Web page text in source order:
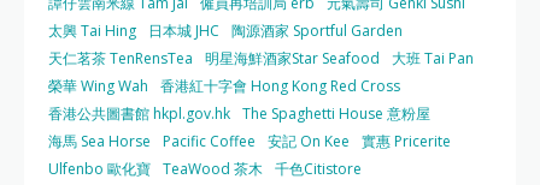
太興 Tai Hing
日本城 JHC
陶源酒家 Sportful Garden
天仁茗茶 TenRensTea
明星海鮮酒家Star Seafood
大班 Tai Pan
榮華 Wing Wah
香港紅十字會 Hong Kong Red Cross
香港公共圖書館 hkpl.gov.hk The Spaghetti House 意粉屋
海馬 Sea Horse
Pacific Coffee 安記 On Kee
實惠 Pricerite
Ulfenbo 歐化寶 TeaWood 茶木 千色Citistore